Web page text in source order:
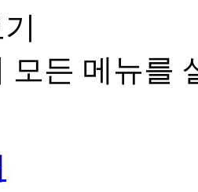
모든 메뉴를